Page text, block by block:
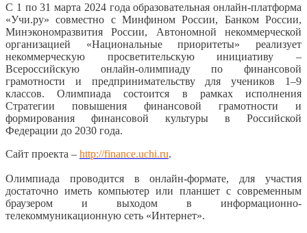
С 1 по 31 марта 2024 года образовательная онлайн-платформа
«Учи.ру» совместно с Минфином России, Банком России,
Минэкономразвития России, Автономной некоммерческой
организацией «Национальные приоритеты» реализует
некоммерческую просветительскую инициативу –
Всероссийскую онлайн-олимпиаду по финансовой
грамотности и предпринимательству для учеников 1–9
классов. Олимпиада состоится в рамках исполнения
Стратегии повышения финансовой грамотности и
формирования финансовой культуры в Российской
Федерации до 2030 года.
Сайт проекта – http://finance.uchi.ru.
Олимпиада проводится в онлайн-формате, для участия
достаточно иметь компьютер или планшет с современным
браузером и выходом в информационно-
телекоммуникационную сеть «Интернет».